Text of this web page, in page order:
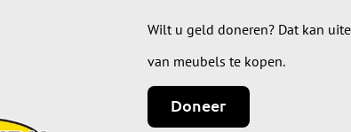
Wilt u geld doneren? Dat kan
van meubels te kopen.
Doneer